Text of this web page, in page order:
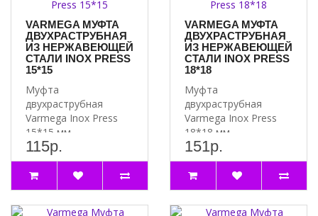
VARMEGA МУФТА
ДВУХРАСТРУБНАЯ
ИЗ НЕРЖАВЕЮЩЕЙ
СТАЛИ INOX PRESS
15*15
Муфта
двухраструбная
Varmega Inox Press
15*15 мм
используется для
соединения труб
равных диаметров. ..
115р.
VARMEGA МУФТА
ДВУХРАСТРУБНАЯ
ИЗ НЕРЖАВЕЮЩЕЙ
СТАЛИ INOX PRESS
18*18
Муфта
двухраструбная
Varmega Inox Press
18*18 мм
используется для
соединения труб
равных диаметров. ..
151р.